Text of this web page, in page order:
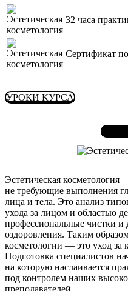
32 часа
Сертификат
УРОКИ КУРСА
Эстетическая косметология
не требующие выполнения
лица и тела. Это анализ
ухода за лицом и областью
профессиональные чистки
оздоровления. Таким
косметологии — это уход за
Подготовка специалистов
на которую наслаивается
под контролем наших
преподавателей.